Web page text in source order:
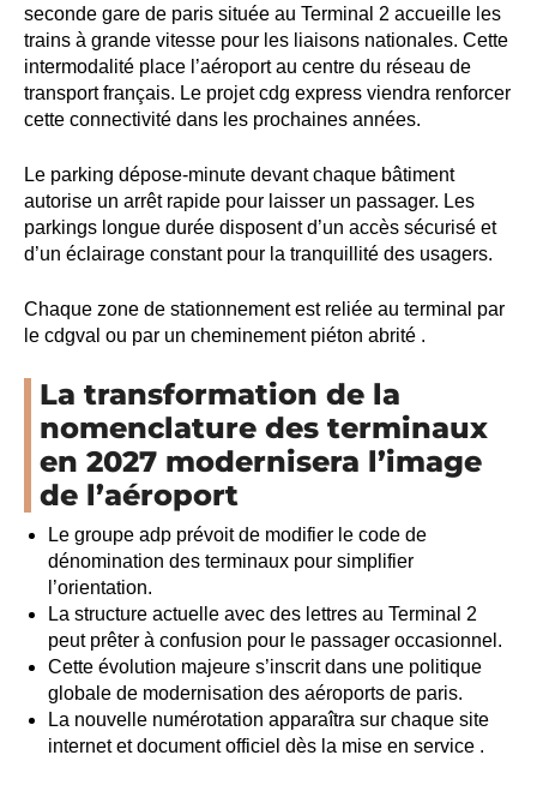
seconde gare de paris située au Terminal 2 accueille les
trains à grande vitesse pour les liaisons nationales. Cette
intermodalité place l’aéroport au centre du réseau de
transport français. Le projet cdg express viendra renforcer
cette connectivité dans les prochaines années.
Le parking dépose-minute devant chaque bâtiment
autorise un arrêt rapide pour laisser un passager. Les
parkings longue durée disposent d’un accès sécurisé et
d’un éclairage constant pour la tranquillité des usagers.
Chaque zone de stationnement est reliée au terminal par
le cdgval ou par un cheminement piéton abrité .
La transformation de la
nomenclature des terminaux
en 2027 modernisera l’image
de l’aéroport
Le groupe adp prévoit de modifier le code de
dénomination des terminaux pour simplifier
l’orientation.
La structure actuelle avec des lettres au Terminal 2
peut prêter à confusion pour le passager occasionnel.
Cette évolution majeure s’inscrit dans une politique
globale de modernisation des aéroports de paris.
La nouvelle numérotation apparaîtra sur chaque site
internet et document officiel dès la mise en service .